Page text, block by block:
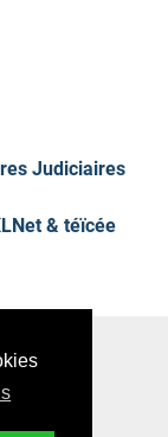
Judiciaires
& téïcée